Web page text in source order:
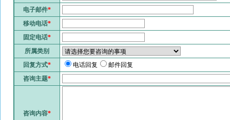
电子邮件*
移动电话*
固定电话*
所属类别
回复方式* 电话回复
邮件回复
咨询主题*
咨询内容*